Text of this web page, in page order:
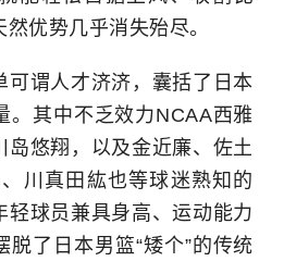
优势几乎消失殆尽。
可谓人才济济，囊括了日本
。其中不乏效力NCAA西雅
岛悠翔，以及金近廉、佐土
川真田紘也等球迷熟知的
轻球员兼具身高、运动能力
脱了日本男篮“矮个”的传统